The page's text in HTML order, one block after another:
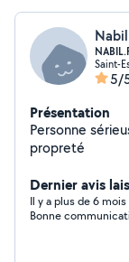
Saint-
5/
Présentation
Personne
propreté
Dernier avis
Il y a plus de 6 mois
Bonne